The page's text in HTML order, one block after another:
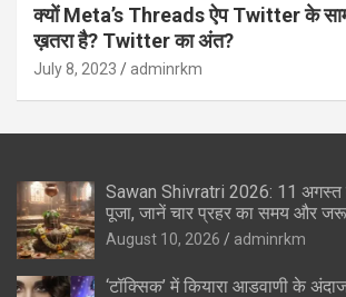
क्यों Meta’s Threads ऐप Twitter के
ख़तरा है? Twitter का अंत?
July 8, 2023 adminrkm
Sawan Shivratri 2026: 11 अगस्त
पूजा, जानें चार प्रहर का समय और
August 10, 2026 adminrkm
‘टॉक्सिक’ में कियारा आडवाणी के अंदाज